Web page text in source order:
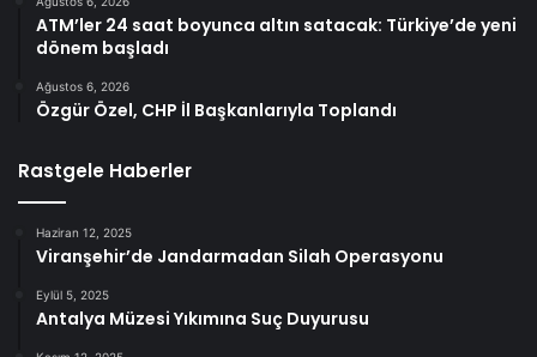
ATM’ler 24 saat boyunca altın satacak: Türkiye’de yeni
dönem başladı
Ağustos 6, 2026
Özgür Özel, CHP İl Başkanlarıyla Toplandı
Rastgele Haberler
Haziran 12, 2025
Viranşehir’de Jandarmadan Silah Operasyonu
Eylül 5, 2025
Antalya Müzesi Yıkımına Suç Duyurusu